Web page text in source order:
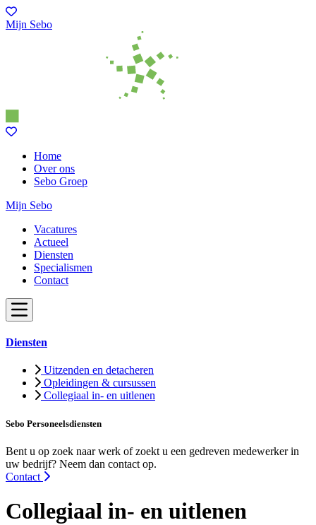
Mijn Sebo
Home
Over ons
Sebo Groep
Mijn Sebo
Vacatures
Actueel
Diensten
Specialismen
Contact
Diensten
Uitzenden en detacheren
Opleidingen & cursussen
Collegiaal in- en uitlenen
Sebo Personeelsdiensten
Bent u op zoek naar werk of zoekt u een gedreven medewerker in
uw bedrijf? Neem dan contact op.
Contact
Collegiaal in- en uitlenen